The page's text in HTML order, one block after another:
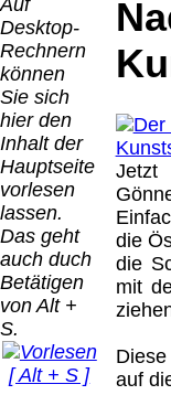
Auf
Desktop-
Rechnern
können
Sie sich
hier den
Inhalt der
Hauptseite
vorlesen
lassen.
Das geht
auch duch
Betätigen
von Alt +
S.
[ Alt + S ]
Jetzt
die
die
mit
auf
QR
Code:
€
20.00
EU
€
Der
als
Paket.